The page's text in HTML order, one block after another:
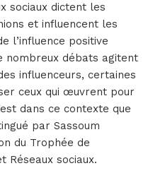
sociaux dictent les
et influencent les
l’influence positive
nombreux débats agitent
influenceurs, certaines
ceux qui œuvrent pour
dans ce contexte que
par Sassoum
du Trophée de
Réseaux sociaux.